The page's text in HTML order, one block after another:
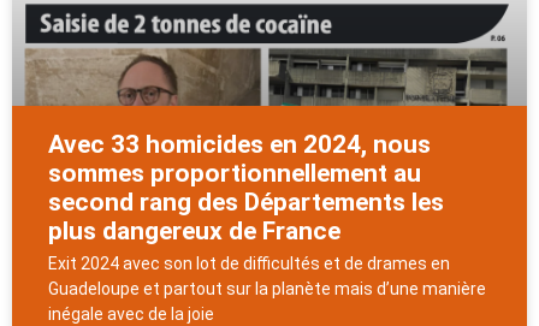
Avec 33 homicides en 2024, nous
sommes proportionnellement au
second rang des Départements les
plus dangereux de France
Exit 2024 avec son lot de difficultés et de drames en
Guadeloupe et partout sur la planète mais d’une manière
inégale avec de la joie